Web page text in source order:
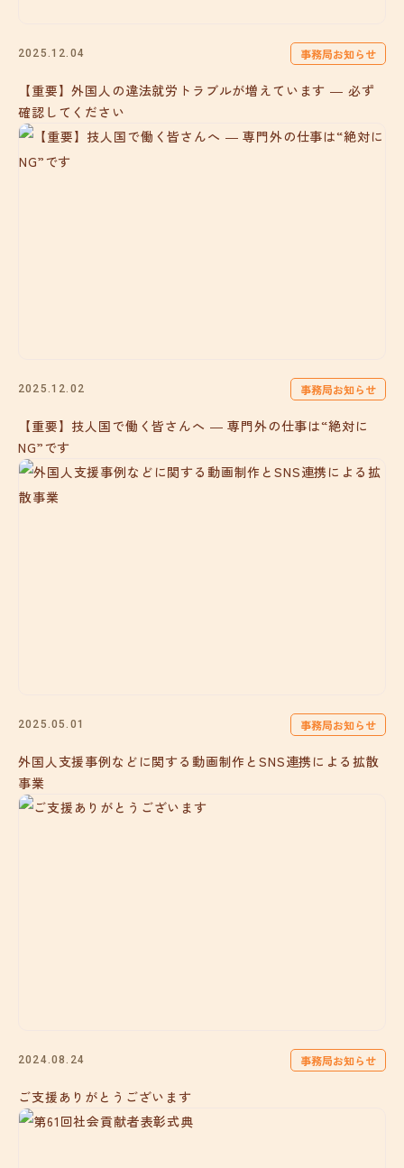
2025.12.04 事務局お知らせ
【重要】外国人の違法就労トラブルが増えています ― 必ず
確認してください
2025.12.02 事務局お知らせ
【重要】技人国で働く皆さんへ ― 専門外の仕事は“絶対に
NG”です
2025.05.01 事務局お知らせ
外国人支援事例などに関する動画制作とSNS連携による拡散
事業
2024.08.24 事務局お知らせ
ご支援ありがとうございます